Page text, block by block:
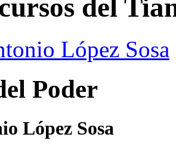
del
López Sosa
Poder
López Sosa